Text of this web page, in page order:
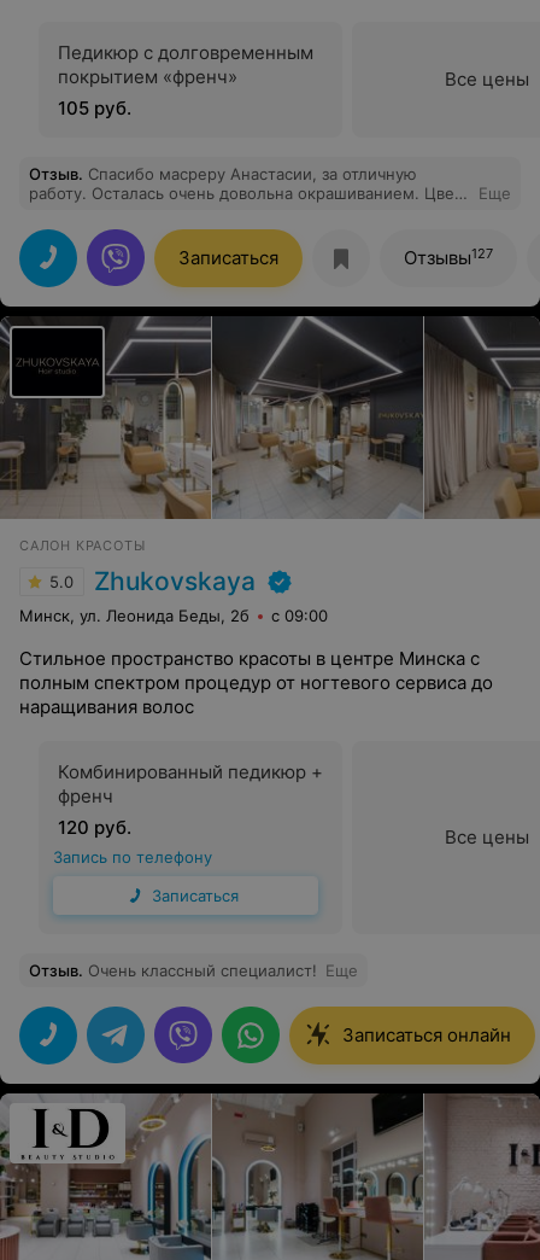
Педикюр с долговременным
покрытием «френч»
105 руб.
Все цены
Отзыв. Спасибо масреру Анастасии, за отличную
работу. Осталась очень довольна окрашиванием. Цвет
недостатки предыдущих окрашиваний. Теперь только к
ней!! И в целом замечательный салон с приятной
атмосферой!
Еще
Записаться Отзывы127
САЛОН КРАСОТЫ
5.0 Zhukovskaya
Минск, ул. Леонида Беды, 2б с 09:00
Стильное пространство красоты в центре Минска с
полным спектром процедур от ногтевого сервиса до
наращивания волос
Комбинированный педикюр +
френч
120 руб.
Запись по телефону
Записаться
Все цены
Отзыв. Очень классный специалист! Еще
Записаться онлайн